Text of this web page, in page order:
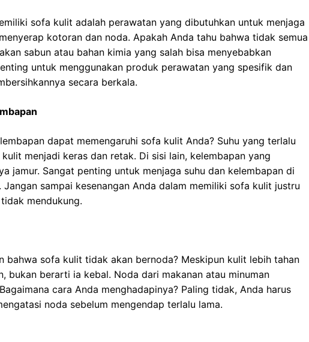
sofa kulit adalah perawatan yang dibutuhkan untuk menjaga
kotoran dan noda. Apakah Anda tahu bahwa tidak semua
sabun atau bahan kimia yang salah bisa menyebabkan
untuk menggunakan produk perawatan yang spesifik dan
secara berkala.
dapat memengaruhi sofa kulit Anda? Suhu yang terlalu
menjadi keras dan retak. Di sisi lain, kelembapan yang
jamur. Sangat penting untuk menjaga suhu dan kelembapan di
sampai kesenangan Anda dalam memiliki sofa kulit justru
mendukung.
bahwa sofa kulit tidak akan bernoda? Meskipun kulit lebih tahan
bukan berarti ia kebal. Noda dari makanan atau minuman
cara Anda menghadapinya? Paling tidak, Anda harus
noda sebelum mengendap terlalu lama.